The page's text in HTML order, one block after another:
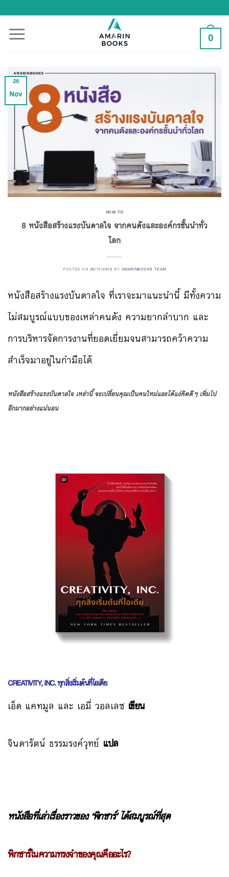
to
content
0
26
Nov
HOW TO
8 หนังสือสร้างแรงบันดาลใจ จากคนดังและองค์กรชั้นนำทั่ว
โลก
POSTED ON 26/11/2018 BY AMARINBOOKS TEAM
หนังสือสร้างแรงบันดาลใจ ที่เราจะมาแนะนำนี้ มีทั้งความ
ไม่สมบูรณ์แบบของเหล่าคนดัง ความยากลำบาก และ
การบริหารจัดการงานที่ยอดเยี่ยมจนสามารถคว้าความ
สำเร็จมาอยู่ในกำมือได้
หนังสือสร้างแรงบันดาลใจ เหล่านี้ จะเปลี่ยนคุณเป็นคนใหม่และได้แง่คิดดีๆ เพิ่มไป
อีกมากอย่างแน่นอน
CREATIVITY, INC.ทุกสิ่งเริ่มต้นที่ไอเดีย
เอ็ด แคทมูล และ เอมี่ วอลเลซ เขียน
จินดารัตน์ ธรรมรงค์วุทย์ แปล
หนังสือที่เล่าเรื่องราวของ ‘พิกซาร์’ ได้สมบูรณ์ที่สุด
พิกซาร์ในความทรงจำของคุณคืออะไร?